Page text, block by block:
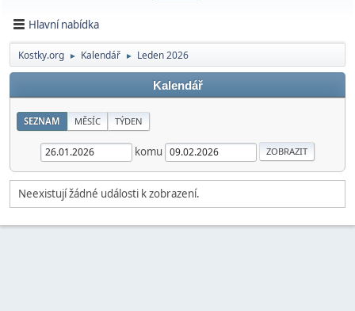
Hlavní nabídka
Kostky.org ► Kalendář ► Leden 2026
Kalendář
SEZNAM MĚSÍC TÝDEN
komu
Neexistují žádné události k zobrazení.